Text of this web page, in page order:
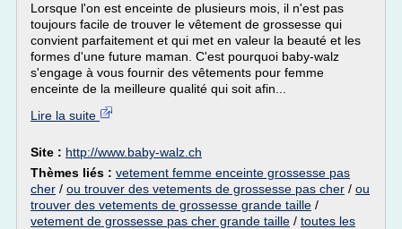
Lorsque l'on est enceinte de plusieurs mois, il n'est pas
toujours facile de trouver le vêtement de grossesse qui
convient parfaitement et qui met en valeur la beauté et les
formes d'une future maman. C'est pourquoi baby-walz
s'engage à vous fournir des vêtements pour femme
enceinte de la meilleure qualité qui soit afin...
Lire la suite
Site : http://www.baby-walz.ch
Thèmes liés : vetement femme enceinte grossesse pas
cher / ou trouver des vetements de grossesse pas cher / ou
trouver des vetements de grossesse grande taille /
vetement de grossesse pas cher grande taille / toutes les